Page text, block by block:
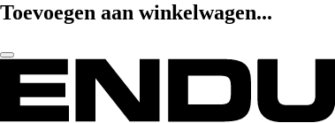
Toevoegen aan winkelwagen...